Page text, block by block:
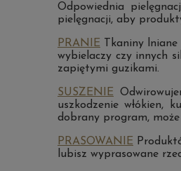
Odpowiednia
pielęgnacji, aby
PRANIE Tkaniny
wybielaczy czy innych
zapiętymi guzikami.
SUSZENIE
uszkodzenie włókien,
dobrany program,
PRASOWANIE
lubisz wyprasowane